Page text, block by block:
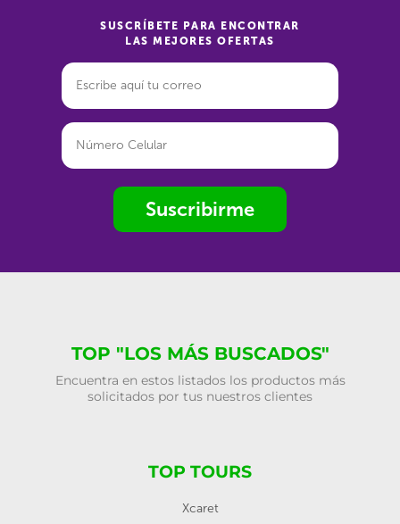
SUSCRÍBETE PARA ENCONTRAR
LAS MEJORES OFERTAS
Suscribirme
TOP "LOS MÁS BUSCADOS"
Encuentra en estos listados los productos más
solicitados por tus nuestros clientes
TOP TOURS
Xcaret